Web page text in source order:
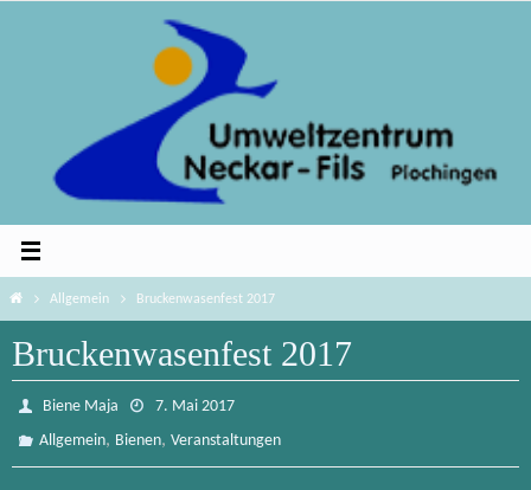
HomeAllgemein Bruckenwasenfest 2017
Bruckenwasenfest 2017
Biene Maja
7. Mai 2017
Allgemein, Bienen,Veranstaltungen